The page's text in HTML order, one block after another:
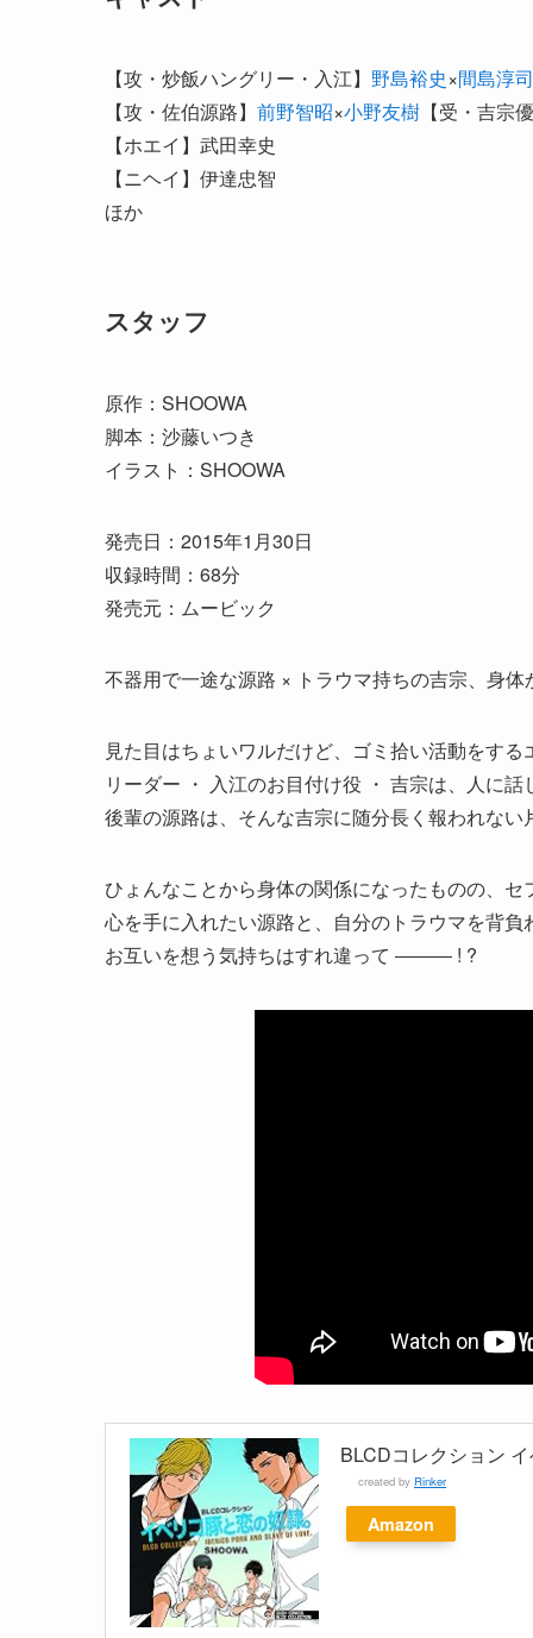
【攻・炒飯ハングリー・入江】 野島裕史×間島淳司
【攻・佐伯源路】 前野智昭×小野友樹 【受・吉宗
【ホエイ】武田幸史
【ニヘイ】伊達忠智
ほか
スタッフ
原作：SHOOWA
脚本：沙藤いつき
イラスト：SHOOWA
発売日：2015年1月30日
収録時間：68分
発売元：ムービック
不器用で一途な源路 × トラウマ持ちの吉宗、身
見た目はちょいワルだけど、ゴミ拾い活動をする
リーダー ・ 入江のお目付け役 ・ 吉宗は、人に話
後輩の源路は、そんな吉宗に随分長く報われない
ひょんなことから身体の関係になったものの、
心を手に入れたい源路と、自分のトラウマを背
お互いを想う気持ちはすれ違って ――― ! ?
BLCDコレクション イ
created by Rinker
Amazon